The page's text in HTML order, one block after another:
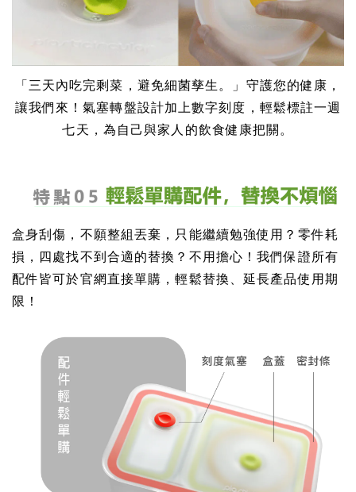
「三天內吃完剩菜，避免細菌孳生。」守護您的健康，
讓我們來！氣塞轉盤設計加上數字刻度，輕鬆標註一週
七天，為自己與家人的飲食健康把關。
盒身刮傷，不願整組丟棄，只能繼續勉強使用？零件耗
損，四處找不到合適的替換？不用擔心！我們保證所有
配件皆可於官網直接單購，輕鬆替換、延長產品使用期
限！